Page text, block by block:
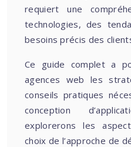
requiert une
technologies, des
besoins précis des
Ce guide complet a
agences web les
conseils pratiques
conception
explorerons les
choix de l’approche de